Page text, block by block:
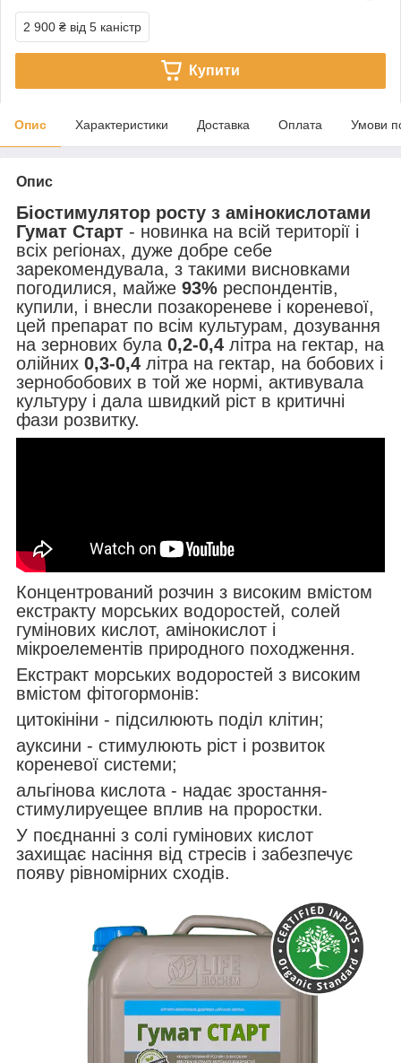
2 900 ₴ від 5 каністр
Купити
Опис Характеристики Доставка Оплата Умови
Опис
Біостимулятор росту з амінокислотами
Гумат Старт - новинка на всій території і
всіх регіонах, дуже добре себе
зарекомендувала, з такими висновками
погодилися, майже 93% респондентів,
купили, і внесли позакореневе і кореневої,
цей препарат по всім культурам, дозування
на зернових була 0,2-0,4 літра на гектар, на
олійних 0,3-0,4 літра на гектар, на бобових і
зернобобових в той же нормі, активувала
культуру і дала швидкий ріст в критичні
фази розвитку.
Концентрований розчин з високим вмістом
екстракту морських водоростей, солей
гумінових кислот, амінокислот і
мікроелементів природного походження.
Екстракт морських водоростей з високим
вмістом фітогормонів:
цитокініни - підсилюють поділ клітин;
ауксини - стимулюють ріст і розвиток
кореневої системи;
альгінова кислота - надає зростання-
стимулируещее вплив на проростки.
У поєднанні з солі гумінових кислот
захищає насіння від стресів і забезпечує
появу рівномірних сходів.